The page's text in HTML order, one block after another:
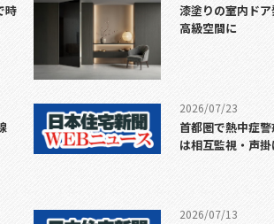
時
漆塗りの室内ド
高級空間に
2026/07/23
首都圏で熱中症
は相互監視・声
2026/07/13